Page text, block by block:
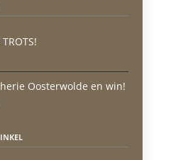
TROTS!
Oosterwolde en win!